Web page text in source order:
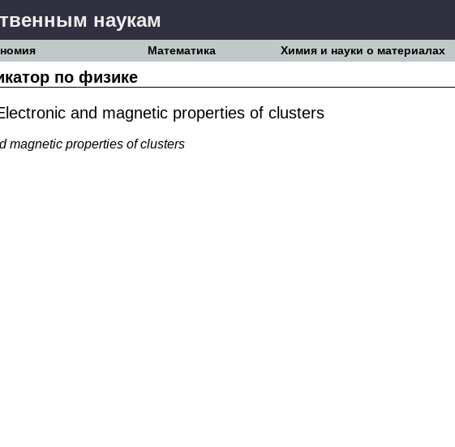
наукам
Математика Химия и науки о материалах
по физике
and magnetic properties of clusters
magnetic properties of clusters